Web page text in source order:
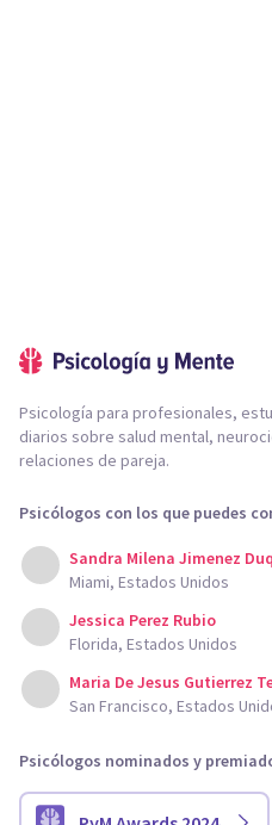
Psicología para profesionales,
diarios sobre salud mental,
relaciones de pareja.
Psicólogos con los que puedes
Sandra Milena Jimenez
Miami, Estados Unidos
Jessica Perez Rubio
Florida, Estados Unidos
Maria De Jesus Gutierrez
San Francisco, Estados
Psicólogos nominados y